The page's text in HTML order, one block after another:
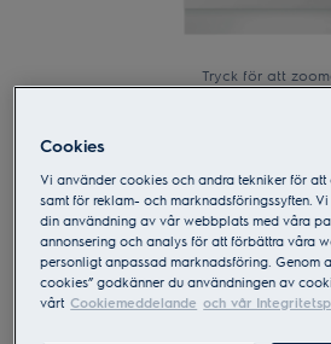
Tryck för att
ESS48305UW
600 SatelliteClean 60
Cookies
Vi använder cookies och andra tekniker för
samt för reklam- och marknadsföringssyften.
din användning av vår webbplats med våra
annonsering och analys för att förbättra våra
personligt anpassad marknadsföring. Genom
cookies” godkänner du användningen av
vårt Cookiemeddelande och vår